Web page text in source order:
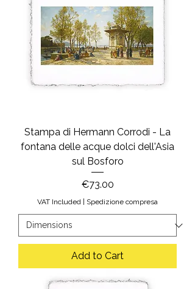
Stampa di Hermann Corrodi - La
fontana delle acque dolci dell'Asia
sul Bosforo
Price
€73.00
VAT Included Spedizione compresa
Add to Cart